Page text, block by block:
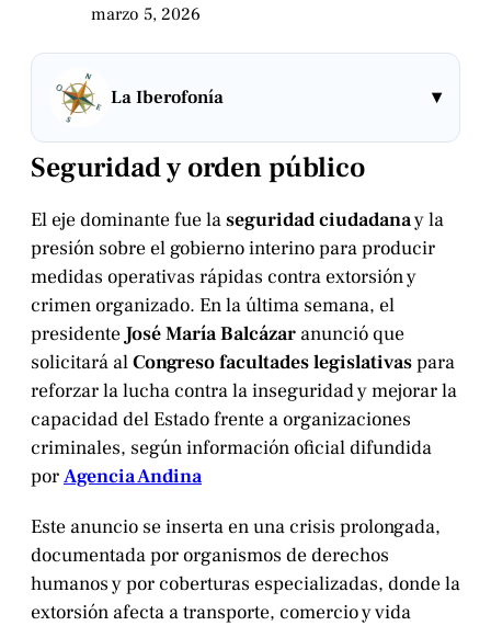
marzo 5, 2026
La Iberofonía ▾
Seguridad y orden público
El eje dominante fue laseguridad ciudadanay la
presión sobre el gobierno interino para producir
medidas operativas rápidas contra extorsión y
crimen organizado. En la última semana, el
presidente José María Balcázar anunció que
solicitará alCongresofacultades legislativaspara
reforzar la lucha contra la inseguridad y mejorar la
capacidad del Estado frente a organizaciones
criminales, según información oficial difundida
porAgencia Andina
Este anuncio se inserta en una crisis prolongada,
documentada por organismos de derechos
humanos y por coberturas especializadas, donde la
extorsión afecta a transporte, comercio y vida